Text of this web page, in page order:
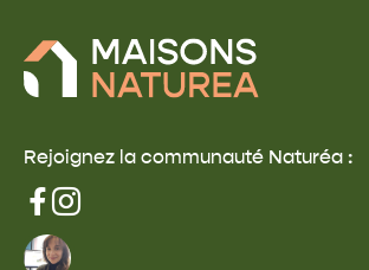
Rejoignez la communauté Naturéa :